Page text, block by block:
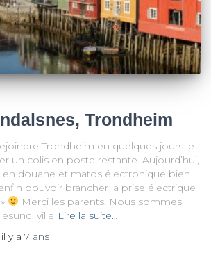
Trondheim
Trondheim en quelques jours le
un colis en poste restante. Aujourd’hui,
en douane et matos électronique bien
pouvoir brancher la prise électrique
Merci les parents! Nous sommes
ville Lire la suite…
, il y a 7 ans